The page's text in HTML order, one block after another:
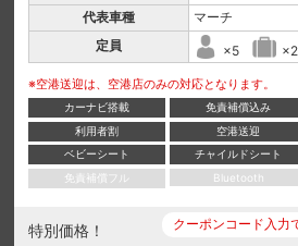
代表車種
マーチ
定員
×5 ×2
※空港送迎は、空港店のみの対応となります。
カーナビ搭載 免責補償込み
利用者割
空港送迎
ベビーシート
チャイルドシート
免責補償フル
Bluetooth
特別価格！ クーポンコード入力